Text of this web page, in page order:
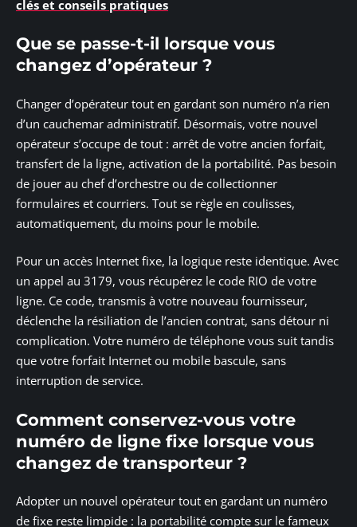
clés et conseils pratiques
Que se passe-t-il lorsque vous
changez d’opérateur ?
Changer d’opérateur tout en gardant son numéro n’a rien
d’un cauchemar administratif. Désormais, votre nouvel
opérateur s’occupe de tout : arrêt de votre ancien forfait,
transfert de la ligne, activation de la portabilité. Pas besoin
de jouer au chef d’orchestre ou de collectionner
formulaires et courriers. Tout se règle en coulisses,
automatiquement, du moins pour le mobile.
Pour un accès Internet fixe, la logique reste identique. Avec
un appel au 3179, vous récupérez le code RIO de votre
ligne. Ce code, transmis à votre nouveau fournisseur,
déclenche la résiliation de l’ancien contrat, sans détour ni
complication. Votre numéro de téléphone vous suit tandis
que votre forfait Internet ou mobile bascule, sans
interruption de service.
Comment conservez-vous votre
numéro de ligne fixe lorsque vous
changez de transporteur ?
Adopter un nouvel opérateur tout en gardant un numéro
de fixe reste limpide : la portabilité compte sur le fameux